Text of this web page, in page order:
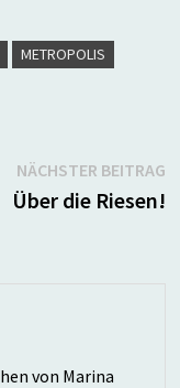
METROPOLIS
NÄCHSTER BEITRAG
Über die Riesen!
von Marina